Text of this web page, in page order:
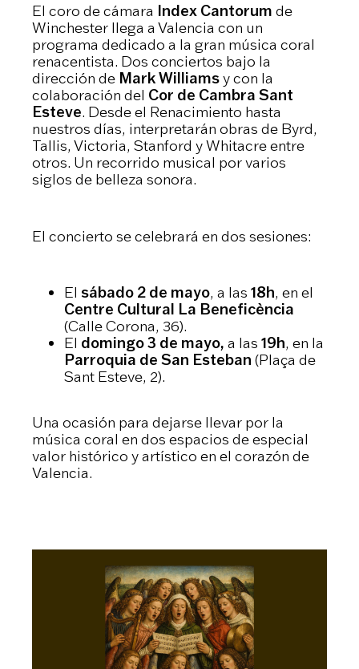
El coro de cámara Index Cantorum de
Winchester llega a Valencia con un
programa dedicado a la gran música coral
renacentista. Dos conciertos bajo la
dirección de Mark Williamsy con la
colaboración del Cor de Cambra Sant
Esteve. Desde el Renacimiento hasta
nuestros días, interpretarán obras de Byrd,
Tallis, Victoria, Stanford y Whitacre entre
otros. Un recorrido musical por varios
siglos de belleza sonora.
El concierto se celebrará en dos sesiones:
El sábado 2 de mayo, a las 18h, en el
Centre Cultural La Beneficència
(Calle Corona, 36).
El domingo 3 de mayo, a las 19h, en la
Parroquia de San Esteban (Plaça de
Sant Esteve, 2).
Una ocasión para dejarse llevar por la
música coral en dos espacios de especial
valor histórico y artístico en el corazón de
Valencia.